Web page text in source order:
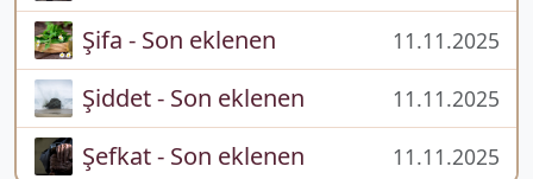
Şifa - Son eklenen 11.11.2025
Şiddet - Son eklenen 11.11.2025
Şefkat - Son eklenen 11.11.2025